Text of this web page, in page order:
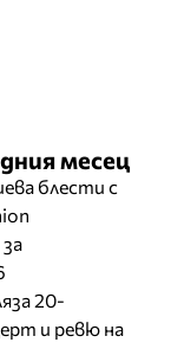
месец
блести с
20-
и ревю на